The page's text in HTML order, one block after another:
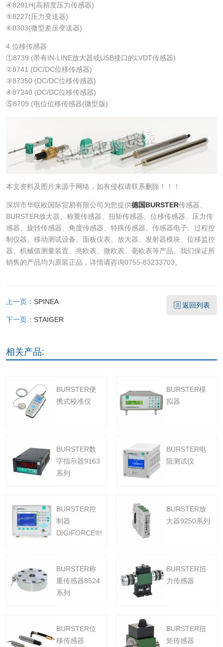
④8201H(高精度压力传感器)
⑤8227(压力变送器)
⑥8303(微型差压变送器)
4.位移传感器
①8739 (带有IN-LINE放大器或USB接口的LVDT传感器)
②8741 (DC/DC位移传感器)
③87350 (DC/DC位移传感器)
④87240 (DC/DC位移传感器)
⑤8709 (电位位移传感器(微型版)
本文资料及图片来源于网络，如有侵权请联系删除！！！
深圳市华联欧国际贸易有限公司为您提供德国BURSTER传感器、
BURSTER放大器、称重传感器、扭矩传感器、位移传感器、压力传
感器、旋转传感器、角度传感器、特殊传感器、传感器电子、过程控
制仪器、移动测试设备、面板仪表、放大器、发射器模块、位移监控
器、机械值测量装置、兆欧表、微欧表、毫欧表等产品。我们保证所
销售的产品均为原装正品，详情请咨询0755-83233703。
上一页： SPINEA
下一页： STAIGER
返回列表
相关产品:
BURSTER便
携式校准仪
BURSTER模
拟器
BURSTER数
字指示器9163
系列
BURSTER电
阻测试仪
BURSTER控
制器
DIGIFORCE®9307
BURSTER放
大器9250系列
BURSTER称
重传感器8524
系列
BURSTER扭
力传感器
BURSTER位
移传感器
BURSTER扭
矩传感器